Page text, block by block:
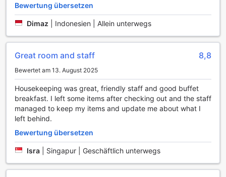
den Pool. Besuchen Sie den Fitnessbereich dieses Hotels,
um auch im Urlaub fit und leistungsfähig zu bleiben.
Umgebung
Besuchen Sie die Sehenswürdigkeiten und lokalen
einem der Zimmer dieses Hotels. Bevor Sie sich aufmachen
die Vorteile dieses Hotels in Cikarang zu erkunden, können
Sie sich in 1,7 km Entfernung bei Restoran Sunda Alam Sari
Deltamas stärken.
Die Bewertung für Essen und Trinken dieses Hotels ist
besser als bei 89 % aller Unterkünfte der Stadt.
Bewertung übersetzen
Dimaz Indonesien | Allein unterwegs
Great room and staff 8,8
Bewertet am 13. August 2025
Housekeeping was great, friendly staff and good buffet
breakfast. I left some items after checking out and the staff
managed to keep my items and update me about what I
left behind.
Bewertung übersetzen
Isra Singapur | Geschäftlich unterwegs